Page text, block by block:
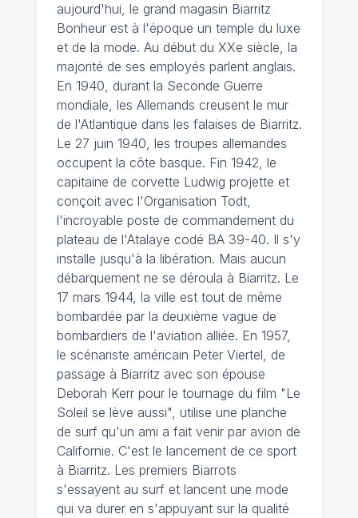
aujourd'hui, le grand magasin Biarritz
Bonheur est à l'époque un temple du luxe
et de la mode. Au début du XXe siècle, la
majorité de ses employés parlent anglais.
En 1940, durant la Seconde Guerre
mondiale, les Allemands creusent le mur
de l'Atlantique dans les falaises de Biarritz.
Le 27 juin 1940, les troupes allemandes
occupent la côte basque. Fin 1942, le
capitaine de corvette Ludwig projette et
conçoit avec l'Organisation Todt,
l'incroyable poste de commandement du
plateau de l'Atalaye codé BA 39-40. Il s'y
installe jusqu'à la libération. Mais aucun
débarquement ne se déroula à Biarritz. Le
17 mars 1944, la ville est tout de même
bombardée par la deuxième vague de
bombardiers de l'aviation alliée. En 1957,
le scénariste américain Peter Viertel, de
passage à Biarritz avec son épouse
Deborah Kerr pour le tournage du film "Le
Soleil se lève aussi", utilise une planche
de surf qu'un ami a fait venir par avion de
Californie. C'est le lancement de ce sport
à Biarritz. Les premiers Biarrots
s'essayent au surf et lancent une mode
qui va durer en s'appuyant sur la qualité